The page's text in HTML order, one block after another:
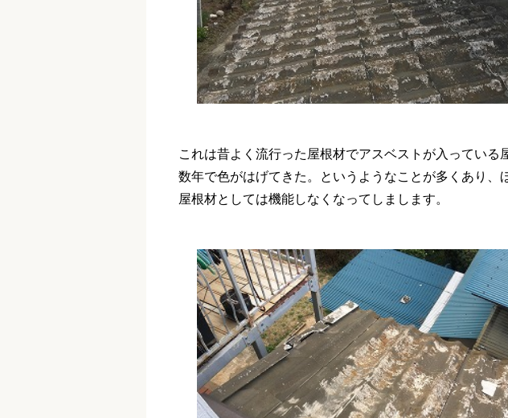
これは昔よく流行った屋根材でアスベストが入っている
数年で色がはげてきた。というようなことが多くあり、
屋根材としては機能しなくなってしまします。